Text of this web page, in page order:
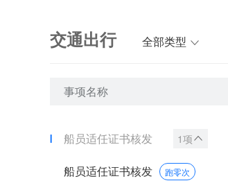
交通出行 全部类型
事项名称
船员适任证书核发 1项
船员适任证书核发 跑零次